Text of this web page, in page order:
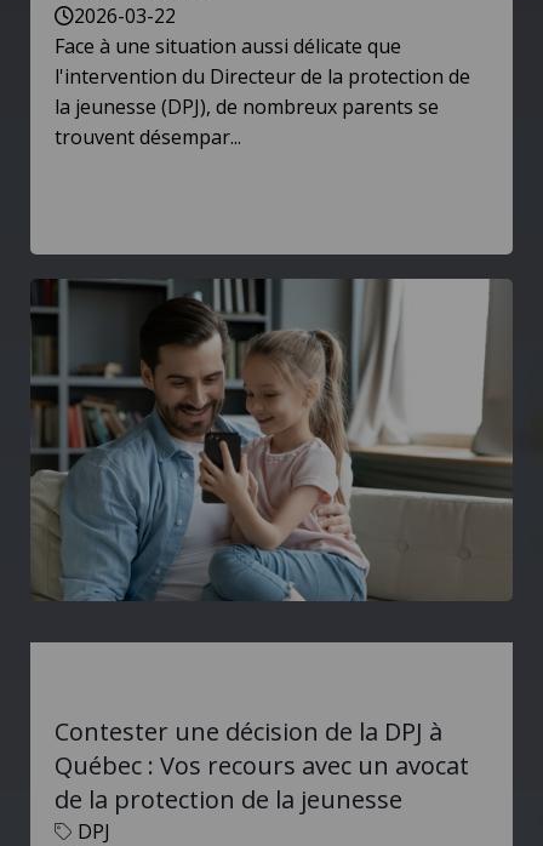
2026-03-22
Face à une situation aussi délicate que
l'intervention du Directeur de la protection de
la jeunesse (DPJ), de nombreux parents se
trouvent désempar...
Contester une décision de la DPJ à
Québec : Vos recours avec un avocat
de la protection de la jeunesse
DPJ